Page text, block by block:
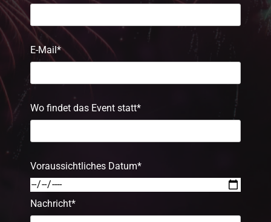
E-Mail*
Wo findet das Event statt*
Voraussichtliches Datum*
Nachricht*